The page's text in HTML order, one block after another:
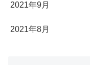
2021年9月
2021年8月